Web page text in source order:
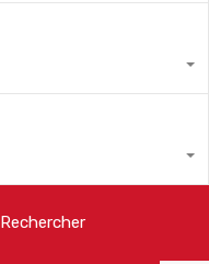
Rechercher